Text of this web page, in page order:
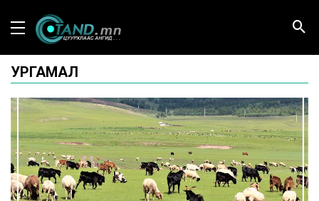
УРГАМАЛ